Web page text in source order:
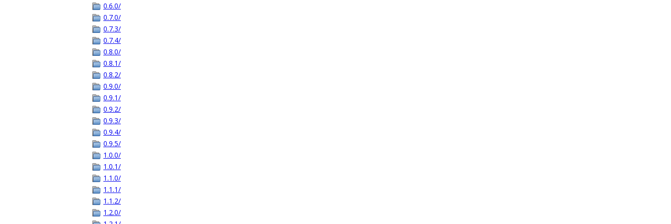
0.6.0/
0.7.0/
0.7.3/
0.7.4/
0.8.0/
0.8.1/
0.8.2/
0.9.0/
0.9.1/
0.9.2/
0.9.3/
0.9.4/
0.9.5/
1.0.0/
1.0.1/
1.1.0/
1.1.1/
1.1.2/
1.2.0/